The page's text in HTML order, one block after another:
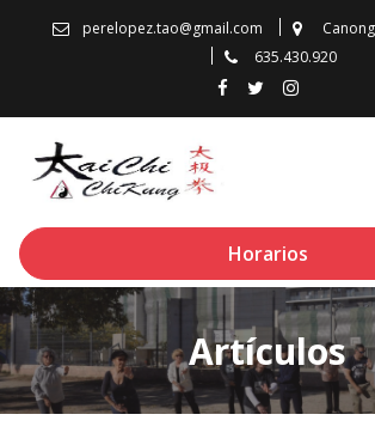
perelopez.tao@gmail.com
635.430.920
Horarios
Artículos